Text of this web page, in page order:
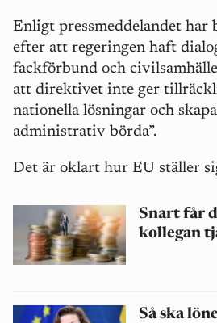
Enligt pressmeddelandet har
efter att regeringen haft
fackförbund och
att direktivet inte ger
nationella lösningar och
administrativ börda”.
Det är oklart hur EU ställer
Snart får
kollegan
Så ska